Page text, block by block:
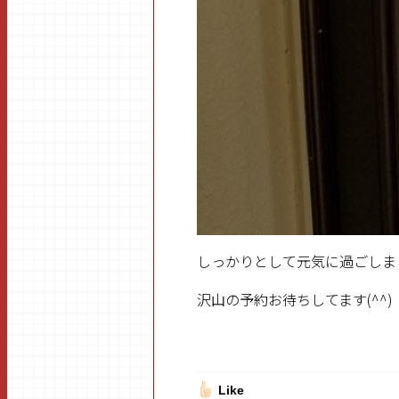
しっかりとして元気に過ごし
沢山の予約お待ちしてます(^^)
Like